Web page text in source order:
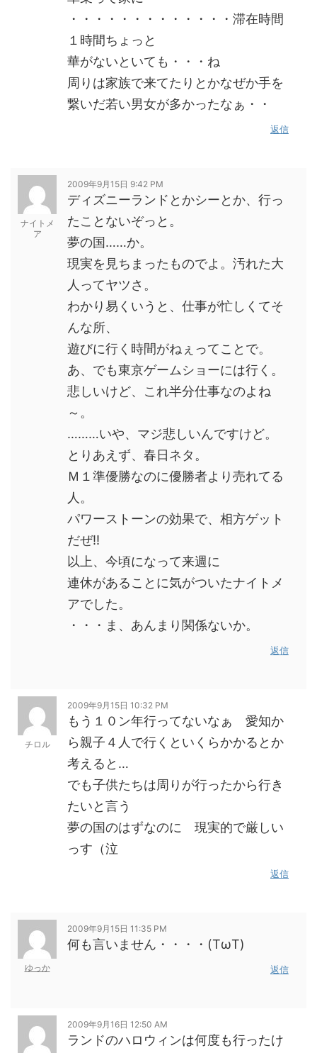
・・・・・・・・・・・・・滞在時間
１時間ちょっと
華がないといても・・・ね
周りは家族で来てたりとかなぜか手を
繋いだ若い男女が多かったなぁ・・
返信
ナイトメ
ア
2009年9月15日 9:42 PM
ディズニーランドとかシーとか、行っ
たことないぞっと。
夢の国……か。
現実を見ちまったものでよ。汚れた大
人ってヤツさ。
わかり易くいうと、仕事が忙しくてそ
んな所、
遊びに行く時間がねぇってことで。
あ、でも東京ゲームショーには行く。
悲しいけど、これ半分仕事なのよね
～。
………いや、マジ悲しいんですけど。
とりあえず、春日ネタ。
Ｍ１準優勝なのに優勝者より売れてる
人。
パワーストーンの効果で、相方ゲット
だぜ!!
以上、今頃になって来週に
連休があることに気がついたナイトメ
アでした。
・・・ま、あんまり関係ないか。
返信
チロル
2009年9月15日 10:32 PM
もう１０ン年行ってないなぁ 愛知か
ら親子４人で行くといくらかかるとか
考えると…
でも子供たちは周りが行ったから行き
たいと言う
夢の国のはずなのに 現実的で厳しい
っす（泣
返信
ゆっか
2009年9月15日 11:35 PM
何も言いません・・・・(TωT)
返信
2009年9月16日 12:50 AM
ランドのハロウィンは何度も行ったけ